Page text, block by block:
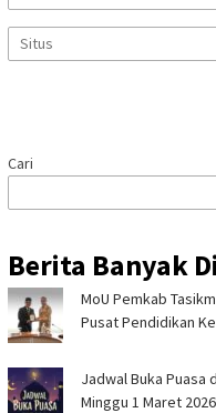
Cari
Berita Banyak
MoU Pemkab
Pusat Pendidikan
Jadwal Buka Puasa
Minggu 1 Maret 2026